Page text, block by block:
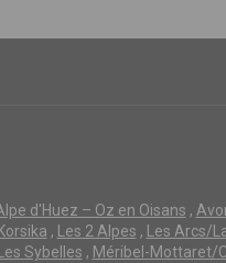
d'Huez – Oz en Oisans ,
Korsika , Les 2 Alpes , Les Arcs/
Les Sybelles , Méribel-Mottaret/